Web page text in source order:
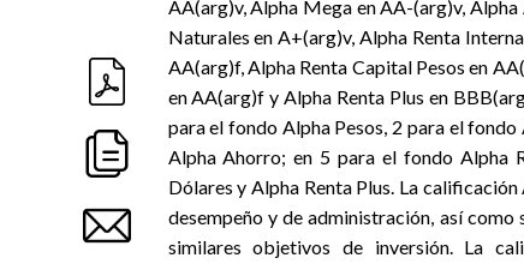
AA(arg)v, Alpha Mega en AA-(arg)v,
Naturales en A+(arg)v, Alpha Renta
AA(arg)f, Alpha Renta Capital Pesos en
en AA(arg)f y Alpha Renta Plus en
para el fondo Alpha Pesos, 2 para el
Alpha Ahorro; en 5 para el fondo Alpha
Dólares y Alpha Renta Plus. La
desempeño y de administración, así
similares objetivos de inversión. La